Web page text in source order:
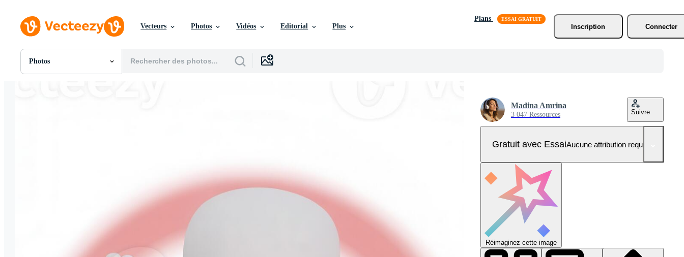
Vecteurs Photos Vidéos Editorial Plus
Plans
Inscription
Connecter
Photos
Toutes Images
Madina Amrina
3 047 Ressources Suivre
Gratuit avec EssaiAucune attribution requise
Réimaginez cette image